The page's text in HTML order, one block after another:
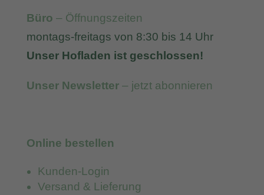
Büro – Öffnungszeiten
montags-freitags von 8:30 bis 14 Uhr
Unser Hofladen ist geschlossen!
Unser Newsletter– jetzt abonnieren
Online bestellen
Kunden-Login
Versand & Lieferung